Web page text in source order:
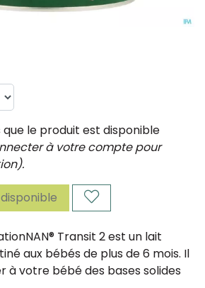
le produit est disponible
à votre compte pour
Transit 2 est un lait
aux bébés de plus de 6 mois. Il
à votre bébé des bases solides